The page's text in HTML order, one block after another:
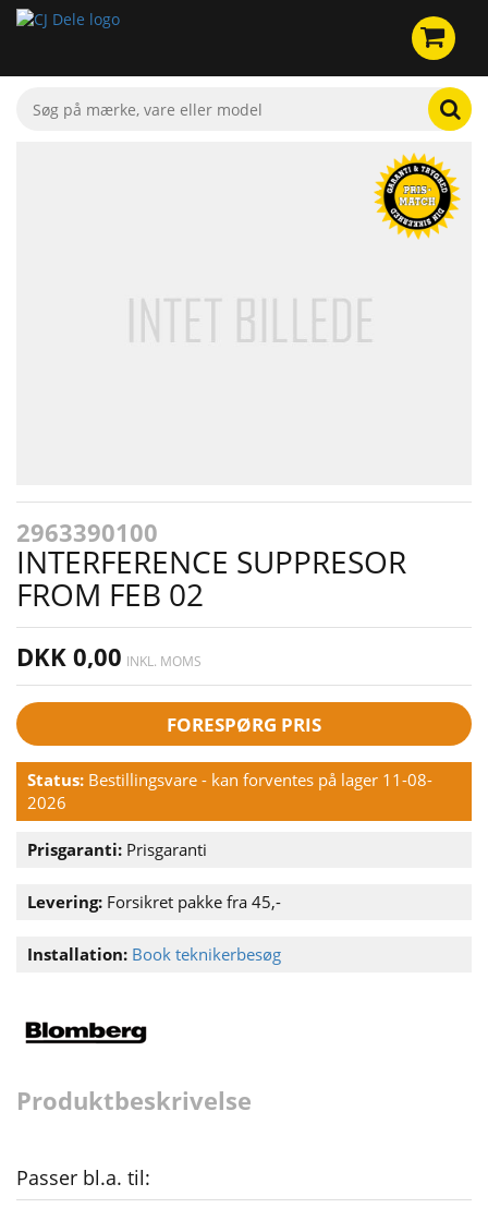
2963390100
INTERFERENCE SUPPRESOR
FROM FEB 02
DKK 0,00 INKL. MOMS
FORESPØRG PRIS
Status: Bestillingsvare - kan forventes på lager 11-08-
2026
Prisgaranti: Prisgaranti
Levering: Forsikret pakke fra 45,-
Installation: Book teknikerbesøg
Produktbeskrivelse
Passer bl.a. til: